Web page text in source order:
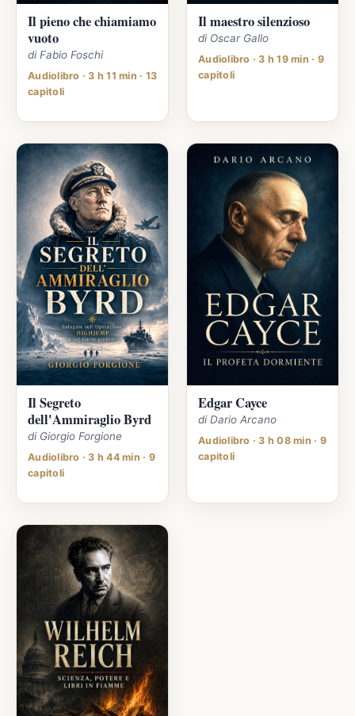
Il pieno che chiamiamo
vuoto
di Fabio Foschi
Audiolibro · 3 h 11 min · 13
capitoli
Il maestro silenzioso
di Oscar Gallo
Audiolibro · 3 h 19 min · 9
capitoli
Il Segreto
dell'Ammiraglio Byrd
di Giorgio Forgione
Audiolibro · 3 h 44 min · 9
capitoli
Edgar Cayce
di Dario Arcano
Audiolibro · 3 h 08 min · 9
capitoli